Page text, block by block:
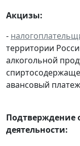
Акцизы:
-
территории
алкогольной
авансовый
Подтверждение
деятельности: